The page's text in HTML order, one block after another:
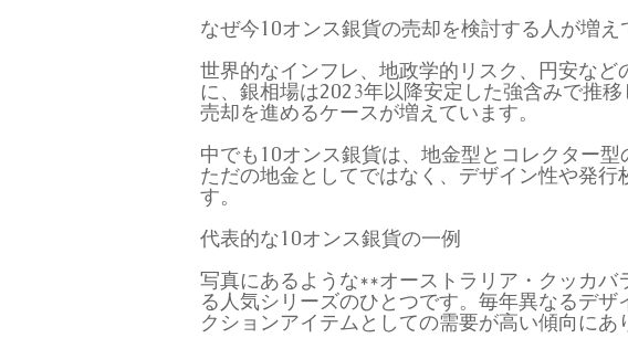
なぜ今10オンス銀貨の売却を検討する人が増え
世界的なインフレ、地政学的リスク、円安な
に、銀相場は2023年以降安定した強含みで推
売却を進めるケースが増えています。
中でも10オンス銀貨は、地金型とコレクター
ただの地金としてではなく、デザイン性や発
す。
代表的な10オンス銀貨の一例
写真にあるような**オーストラリア・クッカ
る人気シリーズのひとつです。毎年異なるデ
クションアイテムとしての需要が高い傾向にあ